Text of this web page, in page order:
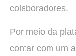
colaboradores.
Por meio da
contar com um